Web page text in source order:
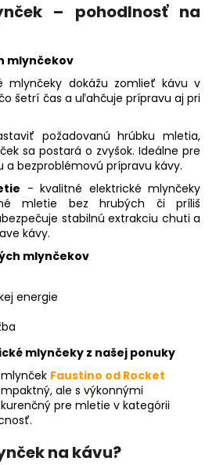
– pohodlnosť na
mlynčekov
dokážu zomlieť kávu v
šetrí čas a uľahčuje prípravu aj pri
požadovanú hrúbku mletia,
sa postará o zvyšok. Ideálne pre
bezproblémovú prípravu kávy.
- kvalitné elektrické mlynčeky
mletie bez hrubých či príliš
stabilnú extrakciu chuti a
kávy.
mlynčekov
energie
mlynčeky z našej ponuky
Faustino od Rocket
ale s výkonnými
pre mletie v kategórii
na kávu?